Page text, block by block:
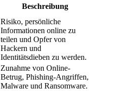
Beschreibung
Risiko, persönliche
Informationen online zu
teilen und Opfer von
Hackern und
Identitätsdieben zu werden.
Zunahme von Online-
Betrug, Phishing-Angriffen,
Malware und Ransomware.